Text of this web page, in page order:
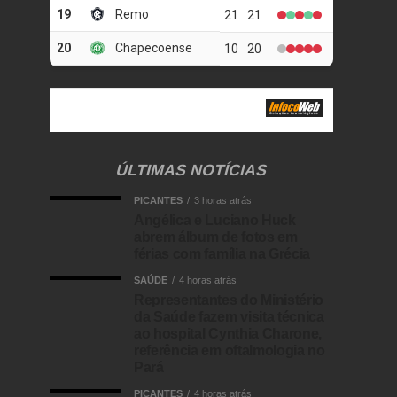
ÚLTIMAS NOTÍCIAS
PICANTES 3 horas atrás
SAÚDE 4 horas atrás
PICANTES 4 horas atrás